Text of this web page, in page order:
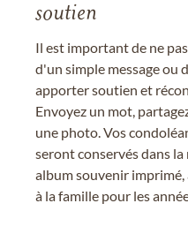
soutien
Il est important de ne
d'un simple message ou
apporter soutien et
Envoyez un mot,
une photo. Vos
seront conservés dans
album souvenir
à la famille pour les